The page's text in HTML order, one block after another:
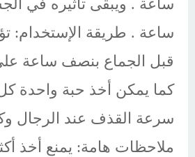
ساعة . طريقة الإستخدام:
قبل الجماع بنصف ساعة
كما يمكن أخذ حبة واحدة
سرعة القذف عند الرجال
ملاحظات هامة: يمنع أخذ